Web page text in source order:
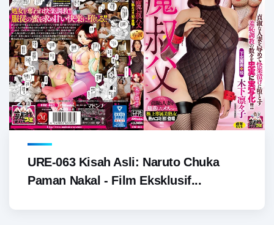
URE-063 Kisah Asli: Naruto Chuka
Paman Nakal - Film Eksklusif...